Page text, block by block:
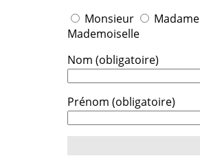
Monsieur
Madame
Mademoiselle
Nom (obligatoire)
Prénom (obligatoire)